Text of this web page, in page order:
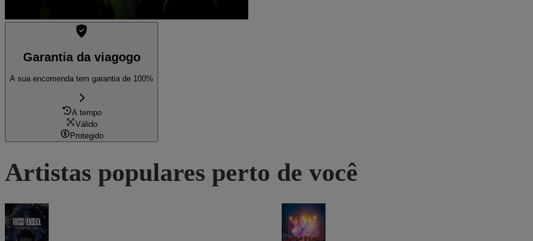
Garantia da viagogo
A sua encomenda tem garantia de 100%
A tempo
Válido
Protegido
Artistas populares perto de você